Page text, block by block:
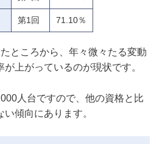
第1回 71.10％
ところから、年々微々たる変動
上がっているのが現状です。
人台ですので、他の資格と比
傾向にあります。